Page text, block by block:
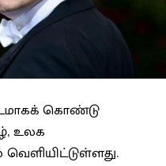
கொண்டு
உலக